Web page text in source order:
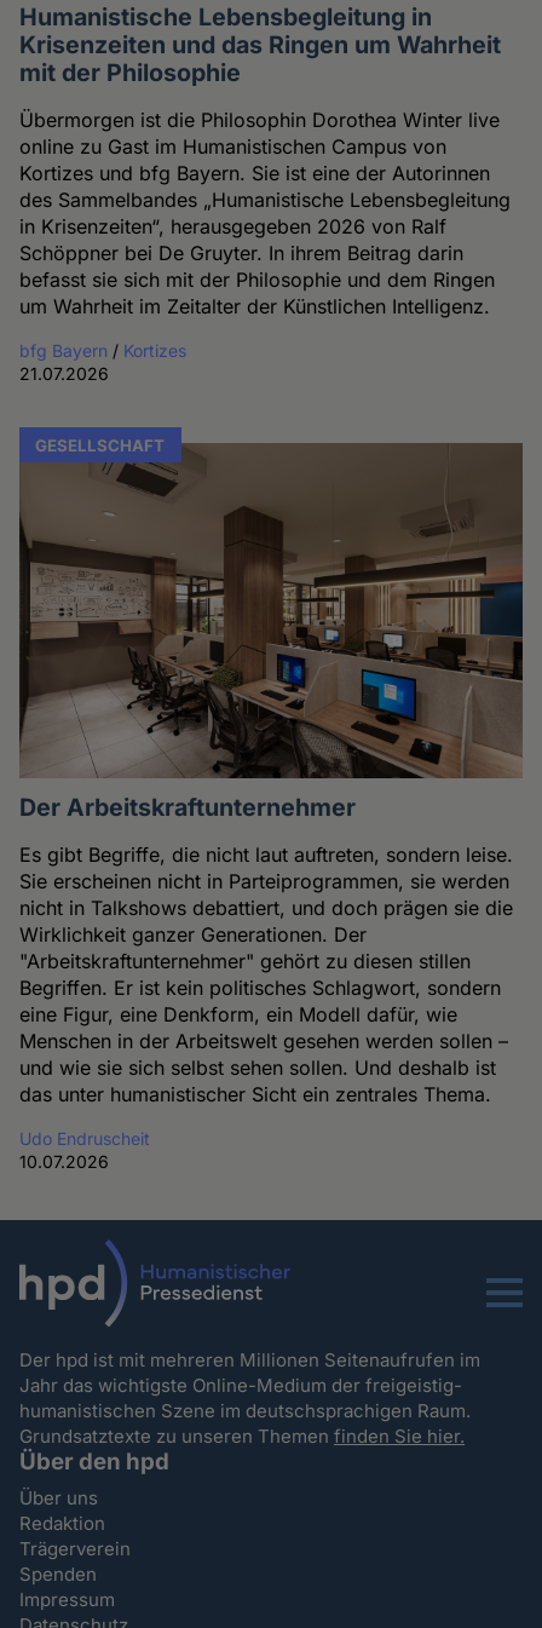
Humanistische Lebensbegleitung in
Krisenzeiten und das Ringen um Wahrheit
mit der Philosophie
Übermorgen ist die Philosophin Dorothea Winter live
online zu Gast im Humanistischen Campus von
Kortizes und bfg Bayern. Sie ist eine der Autorinnen
des Sammelbandes „Humanistische Lebensbegleitung
in Krisenzeiten“, herausgegeben 2026 von Ralf
Schöppner bei De Gruyter. In ihrem Beitrag darin
befasst sie sich mit der Philosophie und dem Ringen
um Wahrheit im Zeitalter der Künstlichen Intelligenz.
bfg Bayern / Kortizes
21.07.2026
GESELLSCHAFT
Der Arbeitskraftunternehmer
Es gibt Begriffe, die nicht laut auftreten, sondern leise.
Sie erscheinen nicht in Parteiprogrammen, sie werden
nicht in Talkshows debattiert, und doch prägen sie die
Wirklichkeit ganzer Generationen. Der
"Arbeitskraftunternehmer" gehört zu diesen stillen
Begriffen. Er ist kein politisches Schlagwort, sondern
eine Figur, eine Denkform, ein Modell dafür, wie
Menschen in der Arbeitswelt gesehen werden sollen –
und wie sie sich selbst sehen sollen. Und deshalb ist
das unter humanistischer Sicht ein zentrales Thema.
Udo Endruscheit
10.07.2026
Menu
Der hpd ist mit mehreren Millionen Seitenaufrufen im
Jahr das wichtigste Online-Medium der freigeistig-
humanistischen Szene im deutschsprachigen Raum.
Grundsatztexte zu unseren Themenfinden Sie hier.
Über den hpd
Über uns
Redaktion
Trägerverein
Spenden
Impressum